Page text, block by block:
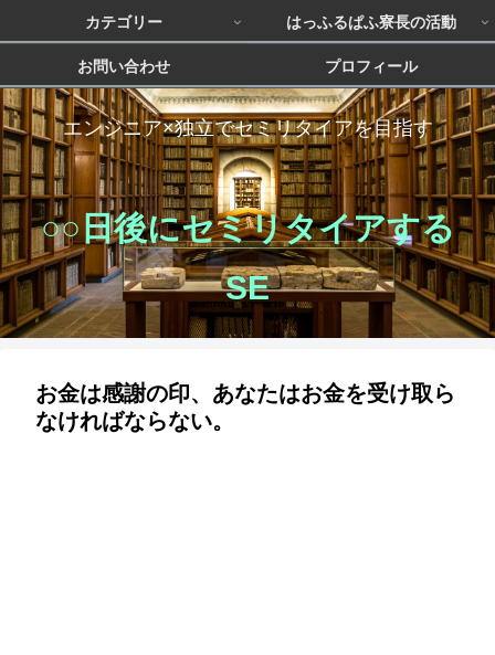
エンジニア×独立でセミリタイアを目指す
○○日後にセミリタイアする
SE
カテゴリー はっふるぱふ寮長の活動
お問い合わせ プロフィール
お金は感謝の印、あなたはお金を受け取ら
なければならない。